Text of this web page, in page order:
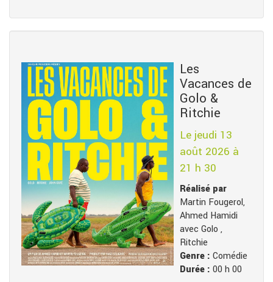
Les
Vacances de
Golo &
Ritchie
Le jeudi 13
août 2026 à
21 h 30
Réalisé par
Martin Fougerol,
Ahmed Hamidi
avec Golo ,
Ritchie
Genre : Comédie
Durée : 00 h 00